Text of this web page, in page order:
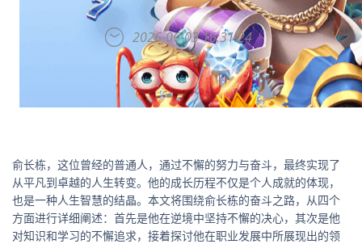
2026-06-03 16:31:24
俞长栋，这位曾经的普通人，通过不懈的努力与奋斗，最终实现了
从平凡到卓越的人生转变。他的成长历程不仅是个人成就的体现，
也是一种人生智慧的结晶。本文将围绕俞长栋的奋斗之路，从四个
方面进行详细阐述：首先是他在逆境中坚持不懈的决心，其次是他
对知识和学习的不懈追求，接着探讨他在职业发展中所展现出的领